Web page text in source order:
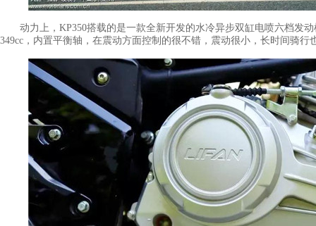
动力上，KP350搭载的是一款全新开发的水冷异步双缸电喷六档发动
349cc，内置平衡轴，在震动方面控制的很不错，震动很小，长时间骑行